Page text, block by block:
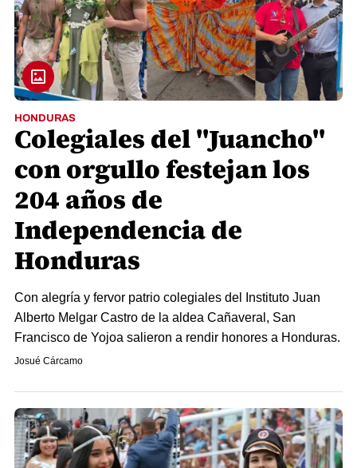
HONDURAS
Colegiales del "Juancho"
con orgullo festejan los
204 años de
Independencia de
Honduras
Con alegría y fervor patrio colegiales del Instituto Juan
Alberto Melgar Castro de la aldea Cañaveral, San
Francisco de Yojoa salieron a rendir honores a Honduras.
Josué Cárcamo